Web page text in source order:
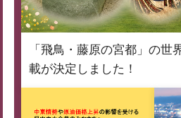
「飛鳥・藤原の宮都」の世
載が決定しました！